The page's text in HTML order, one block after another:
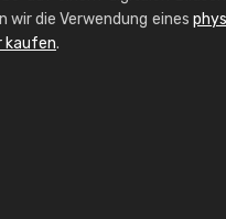
wir die Verwendung eines
kaufen.